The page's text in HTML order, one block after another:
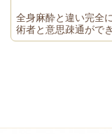
全身麻酔と違い完全
術者と意思疎通がで